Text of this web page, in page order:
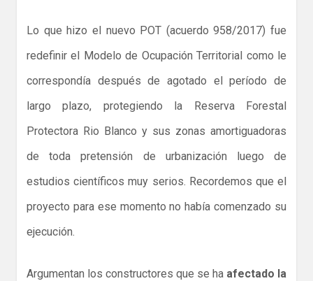
Lo que hizo el nuevo POT (acuerdo 958/2017) fue
redefinir el Modelo de Ocupación Territorial como le
correspondía después de agotado el período de
largo plazo, protegiendo la Reserva Forestal
Protectora Rio Blanco y sus zonas amortiguadoras
de toda pretensión de urbanización luego de
estudios científicos muy serios. Recordemos que el
proyecto para ese momento no había comenzado su
ejecución.
Argumentan los constructores que se ha afectado la